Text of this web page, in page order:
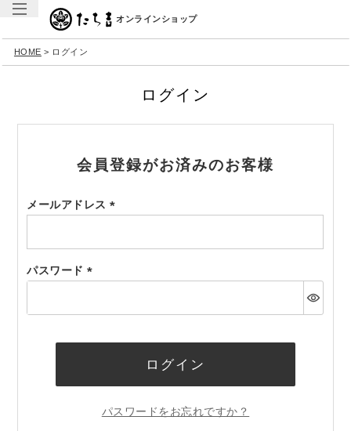
オンラインショップ
HOME ログイン
ログイン
会員登録がお済みのお客様
メールアドレス
須)
パスワード
須)
ログイン
パスワードをお忘れですか？